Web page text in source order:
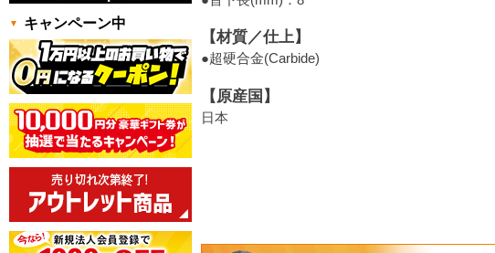
【材質／仕上】
●超硬合金(Carbide)
【原産国】
日本
キャンペーン中